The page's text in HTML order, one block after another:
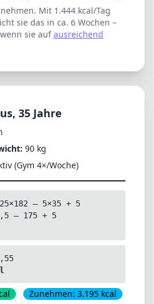
Mit 1.444 kcal/Tag
sie das in ca. 6 Wochen –
sie aufausreichend
35 Jahre
90 kg
(Gym 4×/Woche)
– 5×35 + 5
– 175 + 5
Zunehmen: 3.195 kcal